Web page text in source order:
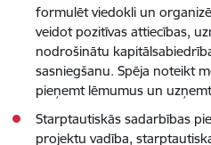
formulēt viedokli un
veidot pozitīvas attiecības,
nodrošinātu
sasniegšanu. Spēja noteikt
pieņemt lēmumus un
Starptautiskās sadarbības
projektu vadība,